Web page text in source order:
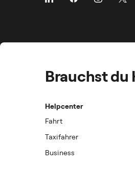
Brauchst du
Helpcenter
Fahrt
Taxifahrer
Business